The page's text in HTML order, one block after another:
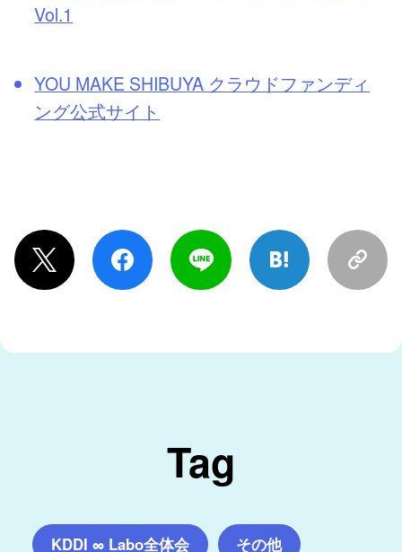
Vol.1
YOU MAKE SHIBUYA クラウドファンディ
ング公式サイト
Tag
KDDI ∞ Labo全体会 その他